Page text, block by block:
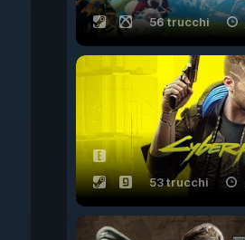
56 trucchi
53 trucchi